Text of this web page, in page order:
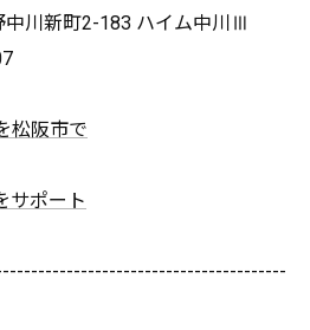
中川新町2-183 ハイム中川Ⅲ
松阪市で
サポート